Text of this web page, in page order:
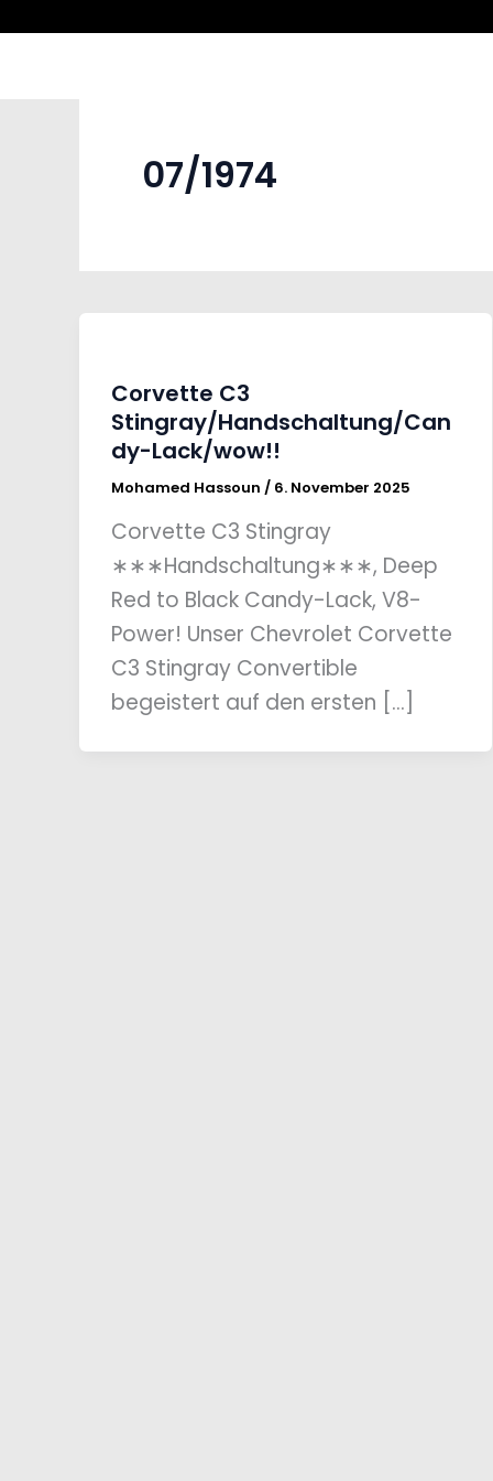
07/1974
Corvette C3
Stingray/Handschaltung/Can
dy-Lack/wow!!
Mohamed Hassoun / 6. November 2025
Corvette C3 Stingray
∗∗∗Handschaltung∗∗∗, Deep
Red to Black Candy-Lack, V8-
Power! Unser Chevrolet Corvette
C3 Stingray Convertible
begeistert auf den ersten […]